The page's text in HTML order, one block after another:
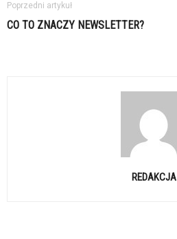
Poprzedni artykuł
CO TO ZNACZY NEWSLETTER?
REDAKCJA